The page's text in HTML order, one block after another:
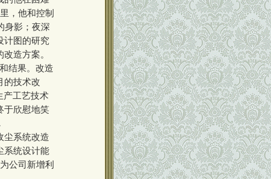
，他和控制
身影；夜深
计图的研究
造方案。
结果。改造
的技术改
产工艺技术
于欣慰地笑
系统改造
系统设计能
公司新增利